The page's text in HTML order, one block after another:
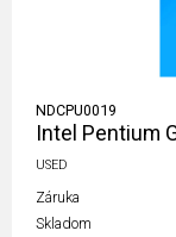
NDCPU0019
Intel Pentium
USED
Záruka
Skladom